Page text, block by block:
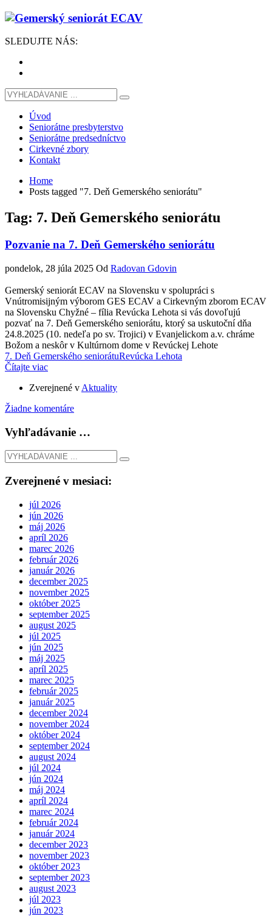
SLEDUJTE NÁS:
Úvod
Seniorátne presbyterstvo
Seniorátne predsedníctvo
Cirkevné zbory
Kontakt
Home
Posts tagged "7. Deň Gemerského seniorátu"
Tag: 7. Deň Gemerského seniorátu
Pozvanie na 7. Deň Gemerského seniorátu
pondelok, 28 júla 2025 Od Radovan Gdovin
Gemerský seniorát ECAV na Slovensku v spolupráci s
Vnútromisijným výborom GES ECAV a Cirkevným zborom ECAV
na Slovensku Chyžné – fília Revúcka Lehota si vás dovoľujú
pozvať na 7. Deň Gemerského seniorátu, ktorý sa uskutoční dňa
24.8.2025 (10. nedeľa po sv. Trojici) v Evanjelickom a.v. chráme
Božom a neskôr v Kultúrnom dome v Revúckej Lehote
7. Deň Gemerského seniorátuRevúcka Lehota
Čítajte viac
Zverejnené v Aktuality
Žiadne komentáre
Vyhľadávanie …
Zverejnené v mesiaci:
júl 2026
jún 2026
máj 2026
apríl 2026
marec 2026
február 2026
január 2026
december 2025
november 2025
október 2025
september 2025
august 2025
júl 2025
jún 2025
máj 2025
apríl 2025
marec 2025
február 2025
január 2025
december 2024
november 2024
október 2024
september 2024
august 2024
júl 2024
jún 2024
máj 2024
apríl 2024
marec 2024
február 2024
január 2024
december 2023
november 2023
október 2023
september 2023
august 2023
júl 2023
jún 2023